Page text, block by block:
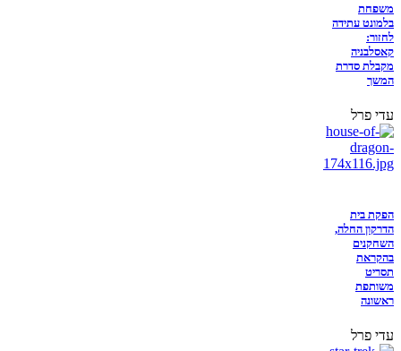
משפחת
בלמונט עתידה
לחזור:
קאסלבניה
מקבלת סדרת
המשך
עדי פרל
הפקת בית
הדרקון החלה,
השחקנים
בהקראת
תסריט
משותפת
ראשונה
עדי פרל